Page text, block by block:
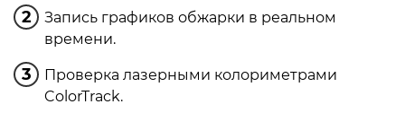
Запись графиков обжарки в реальном
времени.
Проверка лазерными колориметрами
ColorTrack.